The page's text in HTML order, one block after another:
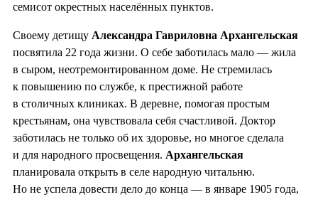
семисот окрестных населённых пунктов.
Своему детищу Александра Гавриловна Архангельская
посвятила 22 года жизни. О себе заботилась мало — жила
в сыром, неотремонтированном доме. Не стремилась
к повышению по службе, к престижной работе
в столичных клиниках. В деревне, помогая простым
крестьянам, она чувствовала себя счастливой. Доктор
заботилась не только об их здоровье, но многое сделала
и для народного просвещения. Архангельская
планировала открыть в селе народную читальню.
Но не успела довести дело до конца — в январе 1905 года,